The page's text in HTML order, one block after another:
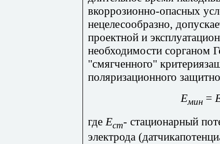
вкоррозионно-опасных
нецелесообразно,
проектной и
необходимости сорганом
"смягченного"
поляризационного
Емин=
где Ест- стационарный
электрода